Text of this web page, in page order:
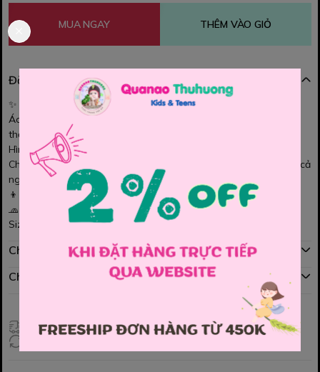
MUA NGAY THÊM VÀO GIỎ
Đặc điểm nổi bật
✨
Áo Banbino trắng Kart Racer – Bé trai
Áo thun màu trắng in hình
thể thao 🏁
Hình in nổi bật, bé trai mặc lên nhìn cá tính và khỏe khoắn
Chất vải mềm mịn, thoáng mát, thấm hút mồ hôi tốt cho bé mặc cả
ngày
👦 Dễ phối quần jean, kaki hay short
🧢 Phù hợp đi học, đi chơi, dạo phố
Size : 120 , 130 , 140 , 150 , 160 , 170
Chính sách mua hàng
Chính sách đổi hàng
Giao hàng toàn quốc